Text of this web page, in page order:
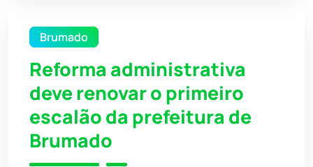
Brumado
Reforma administrativa
deve renovar o primeiro
escalão da prefeitura de
Brumado